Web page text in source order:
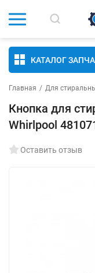
КАТАЛОГ
Главная / Для
Кнопка для
Whirlpool
Оставить отзыв